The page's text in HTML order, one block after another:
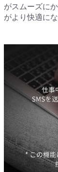
がスムーズに
がより快適にな